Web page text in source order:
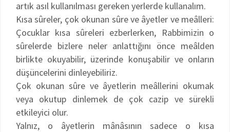
artık asıl kullanılması gereken yerlerde kullanalım.
Kısa sûreler, çok okunan sûre ve âyetler ve meâlleri:
Çocuklar kısa sûreleri ezberlerken, Rabbimizin o
sûrelerde bizlere neler anlattığını önce meâlden
birlikte okuyabilir, üzerinde konuşabilir ve onların
düşüncelerini dinleyebiliriz.
Çok okunan sûre ve âyetlerin meâllerini okumak
veya okutup dinlemek de çok cazip ve sürekli
etkileyici olur.
Yalnız, o âyetlerin mânâsının sadece o kısa